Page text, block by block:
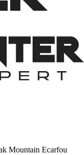
Mountain Ecarfou